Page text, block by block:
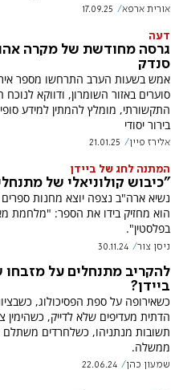
אורית ארפא 17.09.25
דעה
גרסה מחודשת של מקרה
סנדק
אמש בשעות הערב התרחשו מספר
סוערים באזור השומרון, ודווקא לנוכח
התקשורתי, מומלץ להמתין למידע
בירור יסודי
אלירז פיין 21.01.25
המתנה לחג של ביידן
"כיבוש קולוניאלי של
נשיא ארה"ב נצפה יוצא מחנות
הוא מחזיק בידו את הספר: "מלחמת
בפלסטין".
ניסן צור 30.11.24
להקריב מתנחלים על מזבחו
ביידן?
כשאירופה על ספת הפסיכולוג,
הדתית מעדיפים שלא לדייק, כשהימין
תשובות מנתניהו, כשלחרדים משתלם
ממשלה.
שמעון כהן 22.06.24